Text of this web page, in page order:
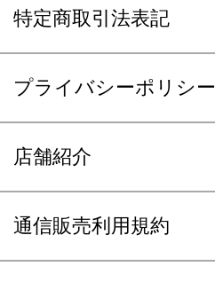
特定商取引法表記
プライバシーポリシー
店舗紹介
通信販売利用規約